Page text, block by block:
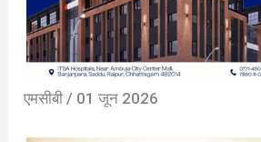
एमसीबी / 01 जून 2026